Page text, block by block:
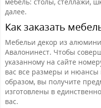
далее.
Как заказать
Мебельи декор из
Авалонинест. Чтобы
указанному на сайте
вас все размеры и
образом, вы получите
изготовлены в
вас.